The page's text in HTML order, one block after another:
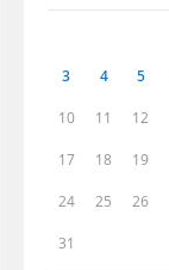
3 4 5
10 11 12
17 18 19
24 25 26
31